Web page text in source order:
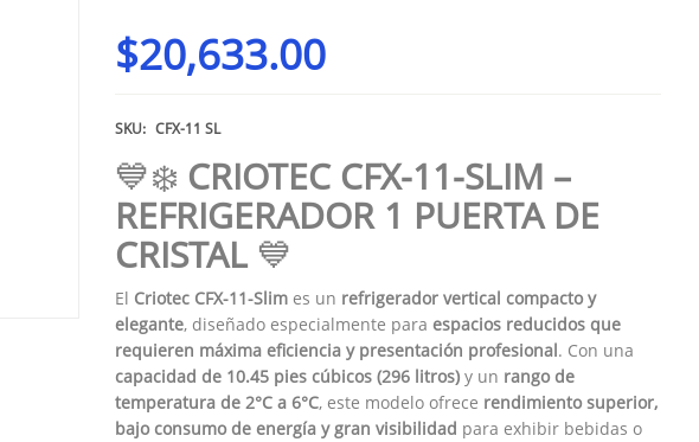
$20,633.00
SKU: CFX-11 SL
💙❄️ CRIOTEC CFX-11-SLIM –
REFRIGERADOR 1 PUERTA DE
CRISTAL💙
El Criotec CFX-11-Slimes un refrigerador vertical compacto y
elegante, diseñado especialmente para espacios reducidos que
requieren máxima eficiencia y presentación profesional. Con una
capacidad de 10.45 pies cúbicos (296 litros)y un rango de
temperatura de 2°C a 6°C, este modelo ofrece rendimiento superior,
bajo consumo de energía y gran visibilidad para exhibir bebidas o